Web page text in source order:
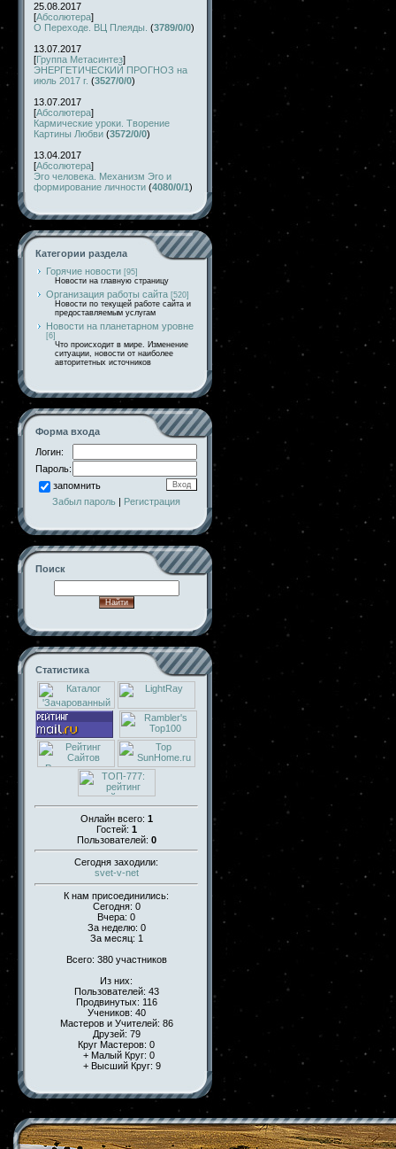
25.08.2017
[Абсолютера]
О Переходе. ВЦ Плеяды. (3789/0/0)
13.07.2017
[Группа Метасинтез]
ЭНЕРГЕТИЧЕСКИЙ ПРОГНОЗ на
июль 2017 г. (3527/0/0)
13.07.2017
[Абсолютера]
Кармические уроки. Творение
Картины Любви (3572/0/0)
13.04.2017
[Абсолютера]
Эго человека. Механизм Эго и
формирование личности (4080/0/1)
Категории раздела
Горячие новости [95]
Новости на главную страницу
Организация работы сайта [520]
Новости по текущей работе сайта и
предоставляемым услугам
Новости на планетарном уровне
[6]
Что происходит в мире. Изменение
ситуации, новости от наиболее
авторитетных источников
Форма входа
Логин:
Пароль:
запомнить
Забыл пароль | Регистрация
Поиск
Статистика
Онлайн всего: 1
Гостей: 1
Пользователей: 0
Сегодня заходили:
svet-v-net
К нам присоединились:
Сегодня: 0
Вчера: 0
За неделю: 0
За месяц: 1
Всего: 380 участников
Из них:
Пользователей: 43
Продвинутых: 116
Учеников: 40
Мастеров и Учителей: 86
Друзей: 79
Круг Мастеров: 0
+ Малый Круг: 0
+ Высший Круг: 9